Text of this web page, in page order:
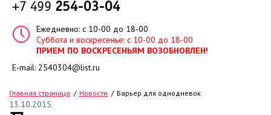
+7 499 254-03-04
Ежедневно: с 10-00 до 18-00
Суббота и воскресенье: с 10-00 до 18-00
ПРИЕМ ПО ВОСКРЕСЕНЬЯМ ВОЗОБНОВЛЕН!
E-mail: 2540304@list.ru
Главная страница Новости Барьер для однодневок
13.10.2015